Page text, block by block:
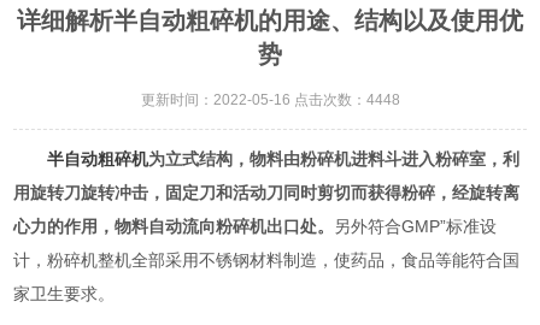
详细解析半自动粗碎机的用途、结构以及使用优
势
更新时间：2022-05-16 点击次数：4448
半自动粗碎机为立式结构，物料由粉碎机进料斗进入粉碎室，利
用旋转刀旋转冲击，固定刀和活动刀同时剪切而获得粉碎，经旋转离
心力的作用，物料自动流向粉碎机出口处。
另外符合GMP”标准设
计，粉碎机整机全部采用不锈钢材料制造，使药品，食品等能符合国
家卫生要求。